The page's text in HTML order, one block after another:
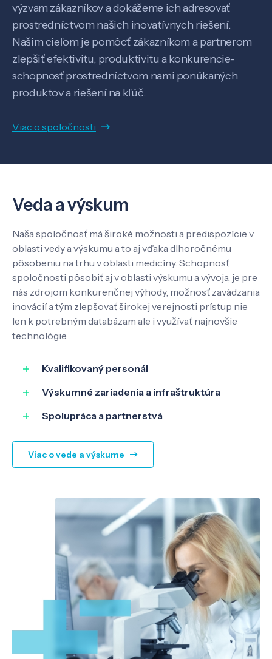
Veda a výskum
Kontakt
SK EN
výzvam zákazníkov a dokážeme ich adresovať
prostredníctvom našich inovatívnych riešení.
Našim cieľom je pomôcť zákazníkom a partnerom
zlepšiť efektivitu, produktivitu a konkurencie-
schopnosť prostredníctvom nami ponúkaných
produktov a riešení na kľúč.
Viac o spoločnosti
Veda a výskum
Naša spoločnosť má široké možnosti a predispozície v
oblasti vedy a výskumu a to aj vďaka dlhoročnému
pôsobeniu na trhu v oblasti medicíny. Schopnosť
spoločnosti pôsobiť aj v oblasti výskumu a vývoja, je pre
nás zdrojom konkurenčnej výhody, možnosť zavádzania
inovácií a tým zlepšovať širokej verejnosti prístup nie
len k potrebným databázam ale i využívať najnovšie
technológie.
Kvalifikovaný personál
Výskumné zariadenia a infraštruktúra
Spolupráca a partnerstvá
Viac o vede a výskume